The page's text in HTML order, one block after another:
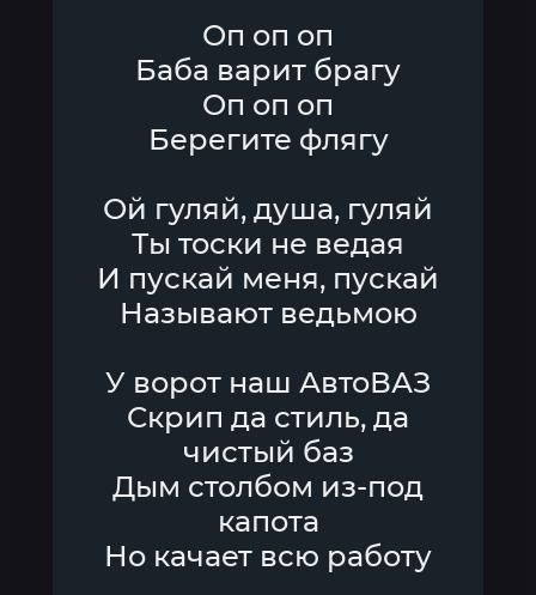
Оп оп оп
Баба варит брагу
Оп оп оп
Берегите флягу
Ой гуляй, душа, гуляй
Ты тоски не ведая
И пускай меня, пускай
Называют ведьмою
У ворот наш АвтоВАЗ
Скрип да стиль, да
чистый баз
Дым столбом из-под
капота
Но качает всю работу